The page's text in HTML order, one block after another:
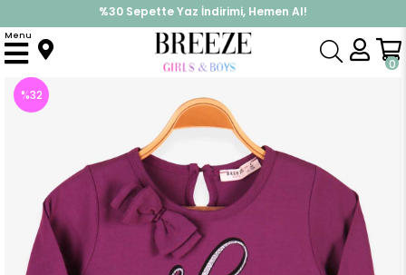
%30 Sepette Yaz İndirimi, Hemen Al!
İndirimlere ek %10 İndirimi Kap, Hemen Üye Ol!
0
Menu
Anasayfa Elbise Modelleri Uzun Kol Elbise
%32